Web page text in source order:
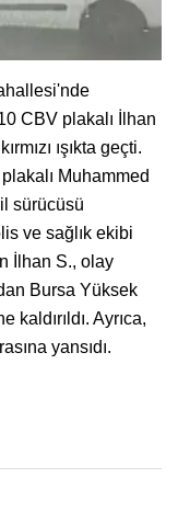
CBV plakalı İlhan
ışıkta geçti.
Muhammed
sürücüsü
ve sağlık ekibi
İlhan S., olay
Bursa Yüksek
kaldırıldı. Ayrıca,
yansıdı.